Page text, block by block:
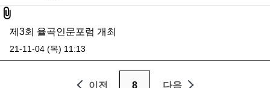
첨부파일
제3회 율곡인문포럼 개최
21-11-04 (목) 11:13
이전 8 다음